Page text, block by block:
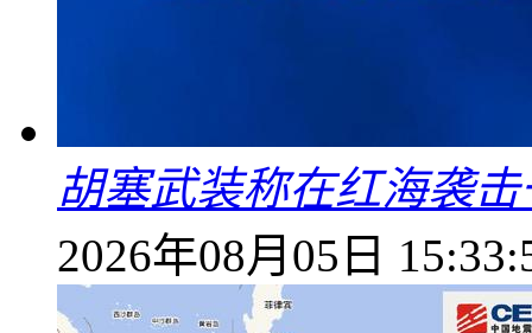
胡塞武装称在红海袭
2026年08月05日